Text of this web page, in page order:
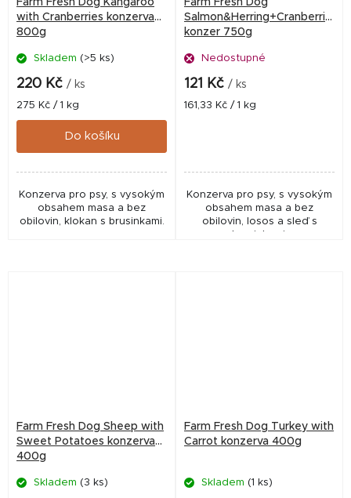
Farm Fresh Dog Kangaroo
with Cranberries konzerva
800g
Skladem (>5 ks)
220 Kč / ks
Měrná
cena:
275 Kč / 1 kg
Do košíku
Konzerva pro psy, s vysokým
obsahem masa a bez
obilovin, klokan s brusinkami.
Farm Fresh Dog
Salmon&Herring+Cranberries
konzer 750g
Nedostupné
121 Kč / ks
Měrná
161,33 Kč / 1 kg
Konzerva pro psy, s vysokým
obsahem masa a bez
obilovin, losos a sleď s
Farm Fresh Dog Sheep with
Sweet Potatoes konzerva
400g
Skladem (3 ks)
Farm Fresh Dog Turkey with
Carrot konzerva 400g
Skladem (1 ks)